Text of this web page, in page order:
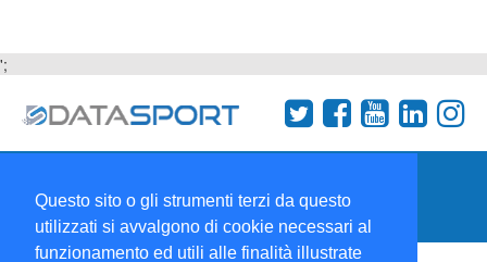
Questo sito o gli strumenti terzi da questo
utilizzati si avvalgono di cookie necessari al
funzionamento ed utili alle finalità illustrate
';
Collabora con noi